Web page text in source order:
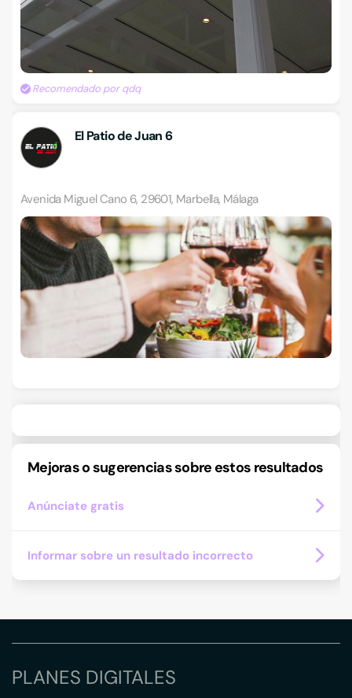
Recomendado por qdq
El Patio de Juan 6
Avenida Miguel Cano 6, 29601, Marbella, Málaga
Mejoras o sugerencias sobre estos resultados
Anúnciate gratis
Informar sobre un resultado incorrecto
PLANES DIGITALES